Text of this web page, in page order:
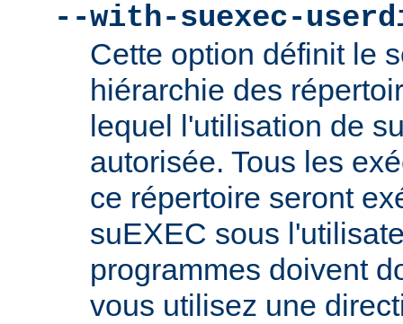
--with-suexec-
Cette option définit le
hiérarchie des
lequel l'utilisation de
autorisée. Tous les
ce répertoire seront
suEXEC sous
programmes doivent
vous utilisez une